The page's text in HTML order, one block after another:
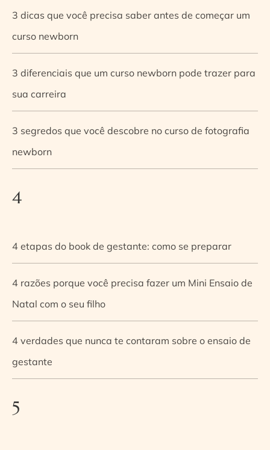
3 dicas que você precisa saber antes de começar um
curso newborn
3 diferenciais que um curso newborn pode trazer para
sua carreira
3 segredos que você descobre no curso de fotografia
newborn
4
4 etapas do book de gestante: como se preparar
4 razões porque você precisa fazer um Mini Ensaio de
Natal com o seu filho
4 verdades que nunca te contaram sobre o ensaio de
gestante
5